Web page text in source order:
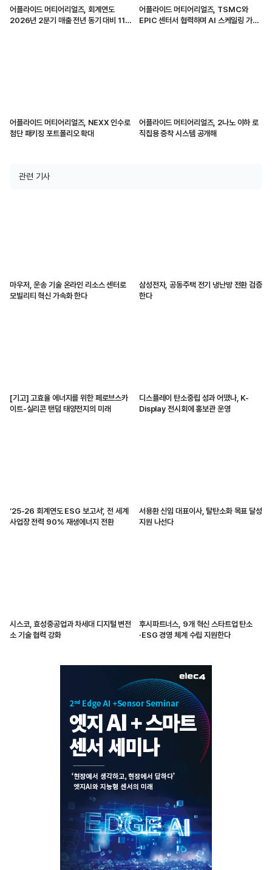
어플라이드 머티어리얼즈, 회계연도
2026년 2분기 매출 전년 동기 대비 11%
어플라이드 머티어리얼즈, TSMC와
EPIC 센터서 협력하며 AI 스케일링 가속
어플라이드 머티어리얼즈, NEXX 인수로
첨단 패키징 포트폴리오 확대
어플라이드 머티어리얼즈, 2나노 이하 로
직칩용 증착 시스템 공개해
관련 기사
마우저, 운송 기술 온라인 리소스 센터로
모빌리티 혁신 가속화 한다
삼성전자, 공동주택 전기 냉난방 전환 검증
한다
[기고] 고효율 에너지를 위한 페로브스카
이트-실리콘 탠덤 태양전지의 미래
디스플레이 탄소중립 성과 어땠나, K-
Display 전시회에 홍보관 운영
‘25-26 회계연도 ESG 보고서’, 전 세계
사업장 전력 90% 재생에너지 전환
서용환 신임 대표이사, 탈탄소화 목표 달성
지원 나선다
시스코, 효성중공업과 차세대 디지털 변전
소 기술 협력 강화
후시파트너스, 9개 혁신 스타트업 탄소
·ESG 경영 체계 수립 지원한다